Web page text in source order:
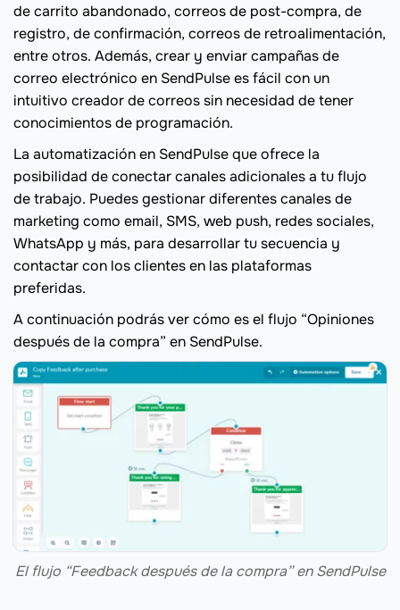
de carrito abandonado, correos de post-compra, de
registro, de confirmación, correos de retroalimentación,
entre otros. Además, crear y enviar campañas de
correo electrónico en SendPulse es fácil con un
intuitivo creador de correos sin necesidad de tener
conocimientos de programación.
La automatización en SendPulse que ofrece la
posibilidad de conectar canales adicionales a tu flujo
de trabajo. Puedes gestionar diferentes canales de
marketing como email, SMS, web push, redes sociales,
WhatsApp y más, para desarrollar tu secuencia y
contactar con los clientes en las plataformas
preferidas.
A continuación podrás ver cómo es el flujo “Opiniones
después de la compra” en SendPulse.
El flujo “Feedback después de la compra” en SendPulse